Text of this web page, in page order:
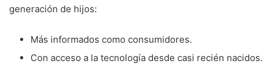
generación de hijos:
Más informados como consumidores.
Con acceso a la tecnología desde casi recién nacidos.